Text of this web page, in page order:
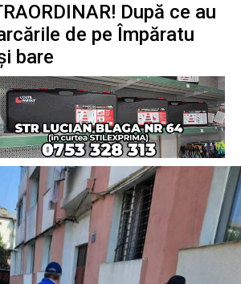
După ce au
de pe Împăratu
bare